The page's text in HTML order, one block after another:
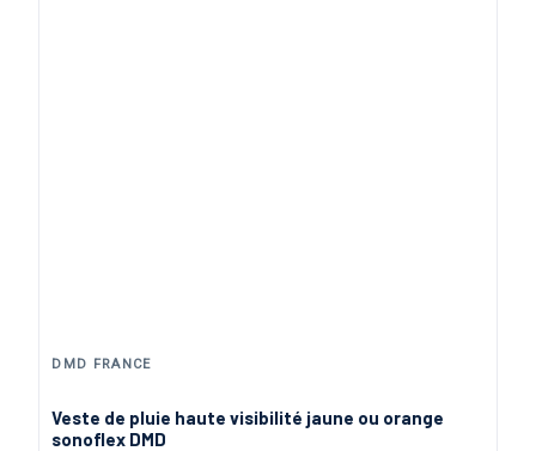
DMD FRANCE
Veste de pluie haute visibilité jaune ou orange
sonoflex DMD